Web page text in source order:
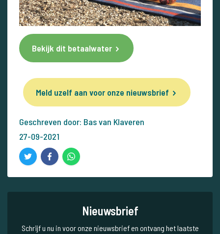
Bekijk dit betaalwater
Meld uzelf aan voor onze nieuwsbrief
Geschreven door: Bas van Klaveren
27-09-2021
Nieuwsbrief
Schrijf u nu in voor onze nieuwsbrief en ontvang het laatste